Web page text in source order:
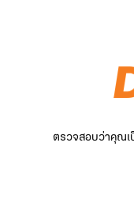
ตรวจสอบว่าคุณเ